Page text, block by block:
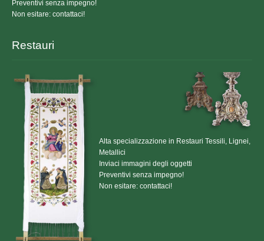
Preventivi senza impegno!
Non esitare: contattaci!
Restauri
Alta specializzazione in Restauri Tessili, Lignei,
Metallici
Inviaci immagini degli oggetti
Preventivi senza impegno!
Non esitare: contattaci!